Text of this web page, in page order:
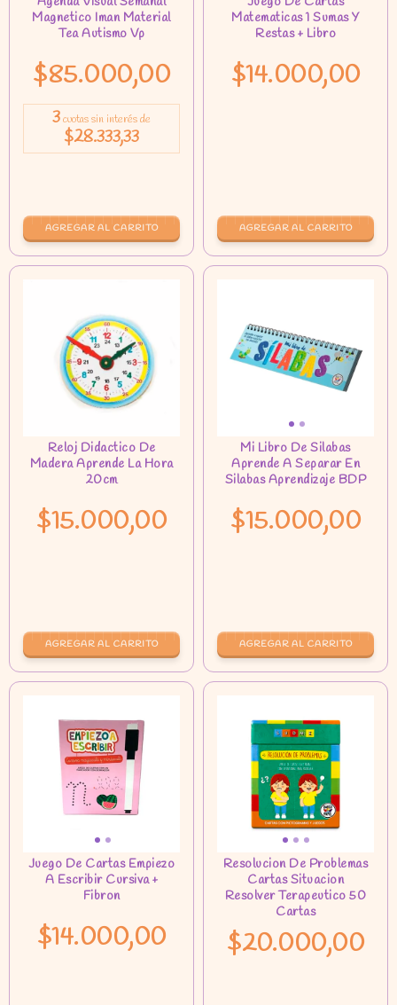
$85.000,00
3cuotas sin interés de
$28.333,33
AGREGAR AL CARRITO
$14.000,00
$15.000,00 $15.000,00
$14.000,00 $20.000,00